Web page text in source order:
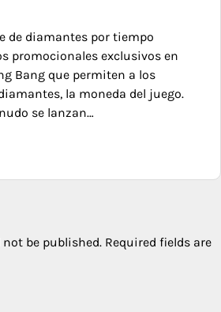
de diamantes por tiempo
promocionales exclusivos en
Bang que permiten a los
la moneda del juego.
se lanzan…
be published. Required fields are